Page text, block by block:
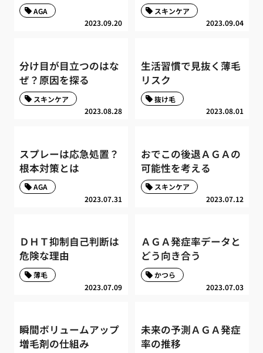
2023.09.20
AGA
2023.09.04
スキンケア
分け目が目立つのはな
ぜ？原因を探る
2023.08.28
スキンケア
生活習慣で見抜く薄毛
リスク
2023.08.01
抜け毛
スプレーは応急処置？
根本対策とは
2023.07.31
AGA
おでこの後退ＡＧＡの
可能性を考える
2023.07.12
スキンケア
ＤＨＴ抑制自己判断は
危険な理由
2023.07.09
薄毛
ＡＧＡ発症率データと
どう向き合う
2023.07.03
かつら
瞬間ボリュームアップ
増毛剤の仕組み
未来の予測ＡＧＡ発症
率の推移